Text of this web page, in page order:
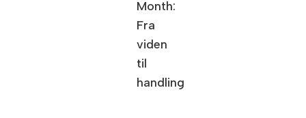
Month:
Fra
viden
til
handling